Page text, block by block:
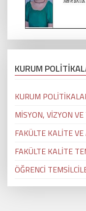
KURUM
KURUM
MİSYON, VİZYON
FAKÜLTE KALİTE
FAKÜLTE KALİTE
ÖĞRENCİ